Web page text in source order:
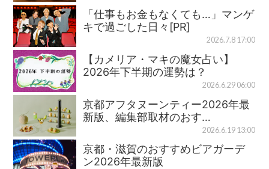
「仕事もお金もなくても…」マンゲ
キで過ごした日々[PR]
2026.7.8 17:00
【カメリア・マキの魔女占い】
2026年下半期の運勢は？
2026.6.29 06:00
京都アフタヌーンティー2026年最
新版、編集部取材のおす…
2026.6.19 13:00
京都・滋賀のおすすめビアガーデ
ン2026年最新版